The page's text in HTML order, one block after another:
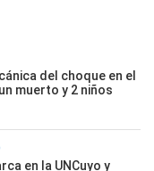
del choque en el
muerto y 2 niños
en la UNCuyo y